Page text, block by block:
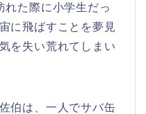
れた際に小学生だっ
に飛ばすことを夢見
を失い荒れてしまい
伯は、一人でサバ缶